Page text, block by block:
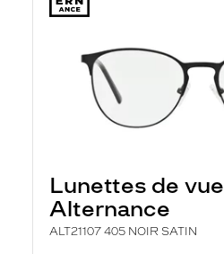
Lunettes de vue
Alternance
ALT21107 405 NOIR SATIN